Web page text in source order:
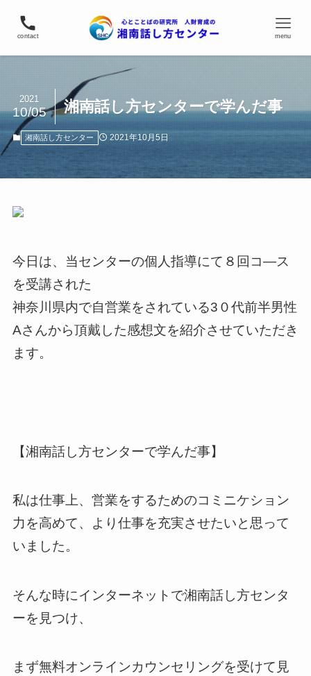
contact menu
湘南話し方センターで学んだ事
2021
10/05
湘南話し方センター 2021年10月5日
今日は、当センターの個人指導にて８回コ―ス
を受講された
神奈川県内で自営業をされている3０代前半男性
Aさんから頂戴した感想文を紹介させていただき
ます。
【湘南話し方センターで学んだ事】
私は仕事上、営業をするためのコミニケション
力を高めて、より仕事を充実させたいと思って
いました。
そんな時にインターネットで湘南話し方センタ
ーを見つけ、
まず無料オンラインカウンセリングを受けて見